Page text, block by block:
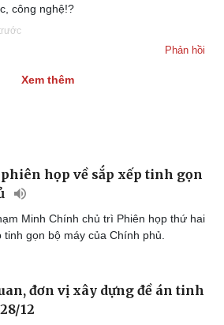
công nghệ!?
Phản hồi
Xem thêm
họp về sắp xếp tinh gọn
Minh Chính chủ trì Phiên họp thứ hai
gọn bộ máy của Chính phủ.
đơn vị xây dựng đề án tinh
12